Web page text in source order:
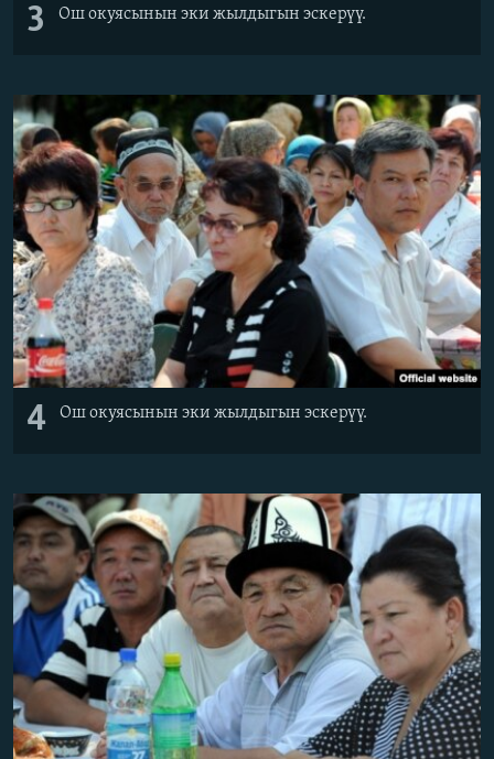
3 Ош окуясынын эки жылдыгын эскерүү.
4 Ош окуясынын эки жылдыгын эскерүү.